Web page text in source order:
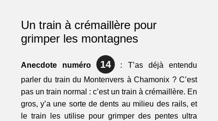
Un train à crémaillère pour
grimper les montagnes
Anecdote numéro 14
: T’as déjà entendu
parler du train du Montenvers à Chamonix ? C’est
pas un train normal : c’est un train à crémaillère. En
gros, y’a une sorte de dents au milieu des rails, et
le train les utilise pour grimper des pentes ultra